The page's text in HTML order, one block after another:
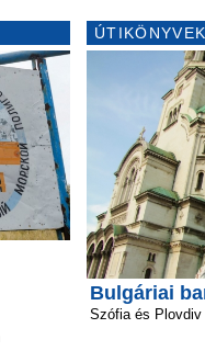
Bulgáriai
Szófia és Plovdiv